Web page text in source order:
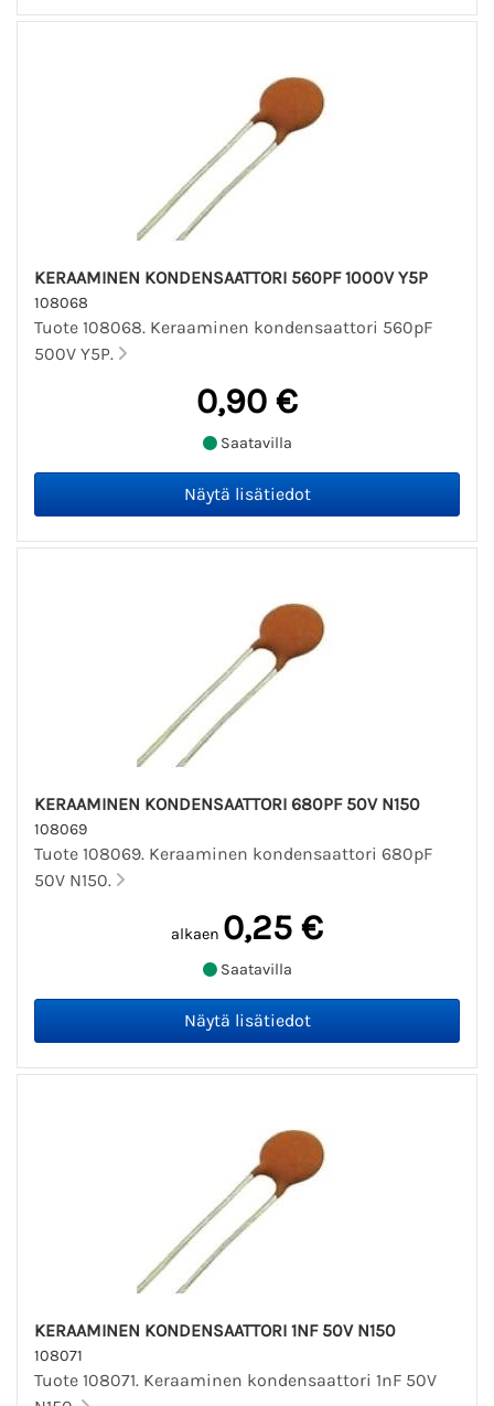
KERAAMINEN KONDENSAATTORI 560PF 1000V Y5P
108068
Tuote 108068. Keraaminen kondensaattori 560pF
500V Y5P.
0,90 €
Saatavilla
KERAAMINEN KONDENSAATTORI 680PF 50V N150
108069
Tuote 108069. Keraaminen kondensaattori 680pF
50V N150.
alkaen 0,25 €
Saatavilla
KERAAMINEN KONDENSAATTORI 1NF 50V N150
108071
Tuote 108071. Keraaminen kondensaattori 1nF 50V